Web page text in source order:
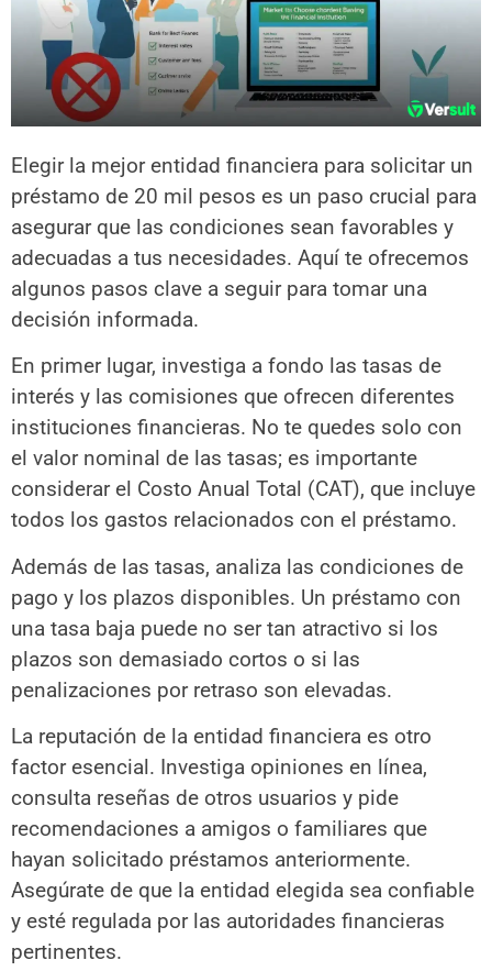
Elegir la mejor entidad financiera para solicitar un
préstamo de 20 mil pesos es un paso crucial para
asegurar que las condiciones sean favorables y
adecuadas a tus necesidades. Aquí te ofrecemos
algunos pasos clave a seguir para tomar una
decisión informada.
En primer lugar, investiga a fondo las tasas de
interés y las comisiones que ofrecen diferentes
instituciones financieras. No te quedes solo con
el valor nominal de las tasas; es importante
considerar el Costo Anual Total (CAT), que incluye
todos los gastos relacionados con el préstamo.
Además de las tasas, analiza las condiciones de
pago y los plazos disponibles. Un préstamo con
una tasa baja puede no ser tan atractivo si los
plazos son demasiado cortos o si las
penalizaciones por retraso son elevadas.
La reputación de la entidad financiera es otro
factor esencial. Investiga opiniones en línea,
consulta reseñas de otros usuarios y pide
recomendaciones a amigos o familiares que
hayan solicitado préstamos anteriormente.
Asegúrate de que la entidad elegida sea confiable
y esté regulada por las autoridades financieras
pertinentes.